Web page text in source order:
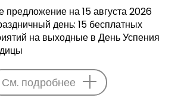
предложение на 15 августа 2026
день: 15 бесплатных
на выходные в День Успения
См. подробнее